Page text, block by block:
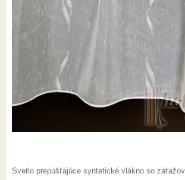
Svetlo prepúšťajúce syntetické vlákno so